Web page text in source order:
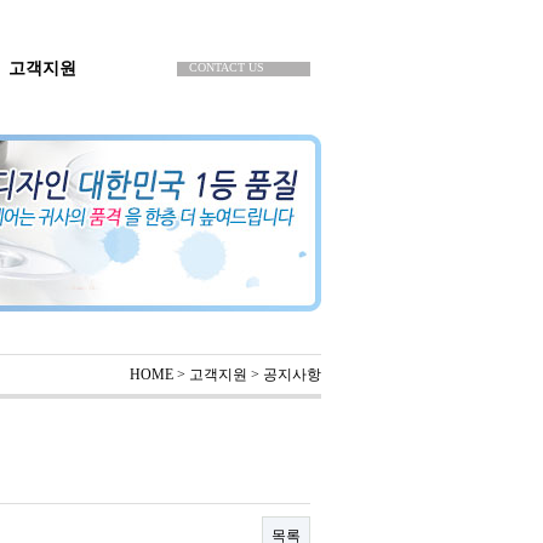
고객지원 CONTACT US
HOME > 고객지원 > 공지사항
목록